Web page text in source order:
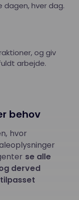
dagen, hver dag.
og giv
arbejde.
behov
hvor
se alle
derved